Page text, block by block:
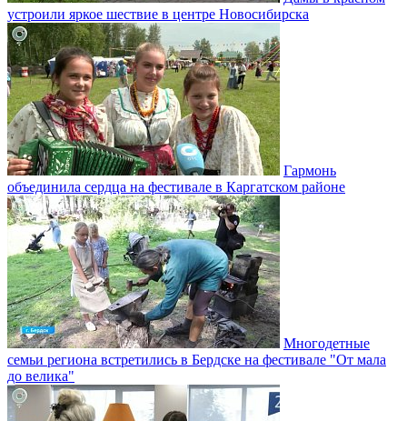
устроили яркое шествие в центре Новосибирска
Гармонь
объединила сердца на фестивале в Каргатском районе
Многодетные
семьи региона встретились в Бердске на фестивале "От мала
до велика"